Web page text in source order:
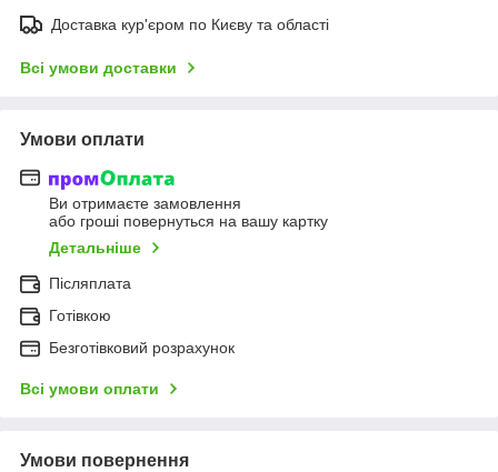
Доставка кур'єром по Києву та області
Всі умови доставки
Умови оплати
Ви отримаєте замовлення
або гроші повернуться на вашу картку
Детальніше
Післяплата
Готівкою
Безготівковий розрахунок
Всі умови оплати
Умови повернення